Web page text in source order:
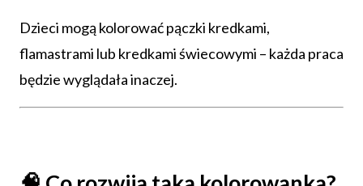
Dzieci mogą kolorować pączki kredkami,
flamastrami lub kredkami świecowymi – każda praca
będzie wyglądała inaczej.